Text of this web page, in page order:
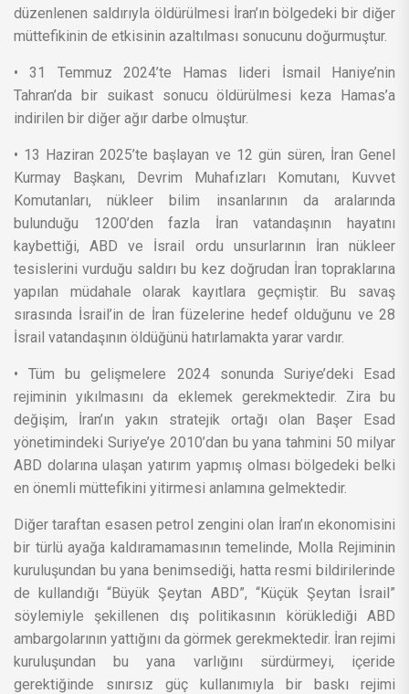
düzenlenen saldırıyla öldürülmesi İran’ın bölgedeki bir diğer
müttefikinin de etkisinin azaltılması sonucunu doğurmuştur.
• 31 Temmuz 2024’te Hamas lideri İsmail Haniye’nin
Tahran’da bir suikast sonucu öldürülmesi keza Hamas’a
indirilen bir diğer ağır darbe olmuştur.
• 13 Haziran 2025’te başlayan ve 12 gün süren, İran Genel
Kurmay Başkanı, Devrim Muhafızları Komutanı, Kuvvet
Komutanları, nükleer bilim insanlarının da aralarında
bulunduğu 1200’den fazla İran vatandaşının hayatını
kaybettiği, ABD ve İsrail ordu unsurlarının İran nükleer
tesislerini vurduğu saldırı bu kez doğrudan İran topraklarına
yapılan müdahale olarak kayıtlara geçmiştir. Bu savaş
sırasında İsrail’in de İran füzelerine hedef olduğunu ve 28
İsrail vatandaşının öldüğünü hatırlamakta yarar vardır.
• Tüm bu gelişmelere 2024 sonunda Suriye’deki Esad
rejiminin yıkılmasını da eklemek gerekmektedir. Zira bu
değişim, İran’ın yakın stratejik ortağı olan Başer Esad
yönetimindeki Suriye’ye 2010’dan bu yana tahmini 50 milyar
ABD dolarına ulaşan yatırım yapmış olması bölgedeki belki
en önemli müttefikini yitirmesi anlamına gelmektedir.
Diğer taraftan esasen petrol zengini olan İran’ın ekonomisini
bir türlü ayağa kaldıramamasının temelinde, Molla Rejiminin
kuruluşundan bu yana benimsediği, hatta resmi bildirilerinde
de kullandığı “Büyük Şeytan ABD”, “Küçük Şeytan İsrail”
söylemiyle şekillenen dış politikasının körüklediği ABD
ambargolarının yattığını da görmek gerekmektedir. İran rejimi
kuruluşundan bu yana varlığını sürdürmeyi, içeride
gerektiğinde sınırsız güç kullanımıyla bir baskı rejimi